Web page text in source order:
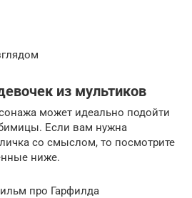
из мультиков
может идеально подойти
Если вам нужна
со смыслом, то посмотрите
ниже.
про Гарфилда